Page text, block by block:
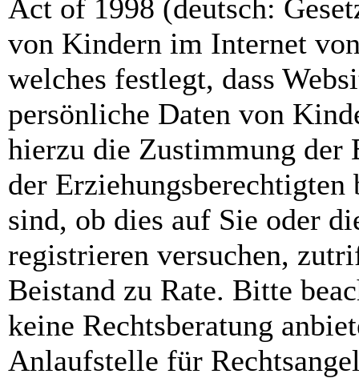
Act of 1998 (deutsch:
von Kindern im Internet
welches festlegt, dass
persönliche Daten von
hierzu die Zustimmung der
der
sind, ob dies auf Sie oder
registrieren versuchen,
Beistand zu Rate. Bitte
keine Rechtsberatung
Anlaufstelle für